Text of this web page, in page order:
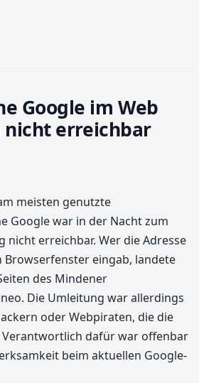
Google im Web
erreichbar
meisten genutzte
Google war in der Nacht zum
nicht erreichbar. Wer die Adresse
Browserfenster eingab, landete
des Mindener
Die Umleitung war allerdings
oder Webpiraten, die die
dafür war offenbar
beim aktuellen Google-